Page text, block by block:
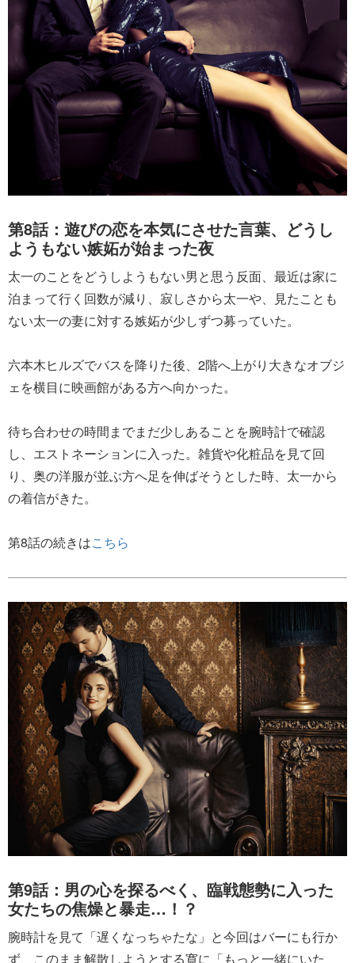
第8話：遊びの恋を本気にさせた言葉、どうし
ようもない嫉妬が始まった夜
太一のことをどうしようもない男と思う反面、最近は家に
泊まって行く回数が減り、寂しさから太一や、見たことも
ない太一の妻に対する嫉妬が少しずつ募っていた。
六本木ヒルズでバスを降りた後、2階へ上がり大きなオブジ
ェを横目に映画館がある方へ向かった。
待ち合わせの時間までまだ少しあることを腕時計で確認
し、エストネーションに入った。雑貨や化粧品を見て回
り、奥の洋服が並ぶ方へ足を伸ばそうとした時、太一から
の着信がきた。
第8話の続きはこちら
第9話：男の心を探るべく、臨戦態勢に入った
女たちの焦燥と暴走…！？
腕時計を見て「遅くなっちゃたな」と今回はバーにも行か
ず、このまま解散しようとする寛に「もっと一緒にいた